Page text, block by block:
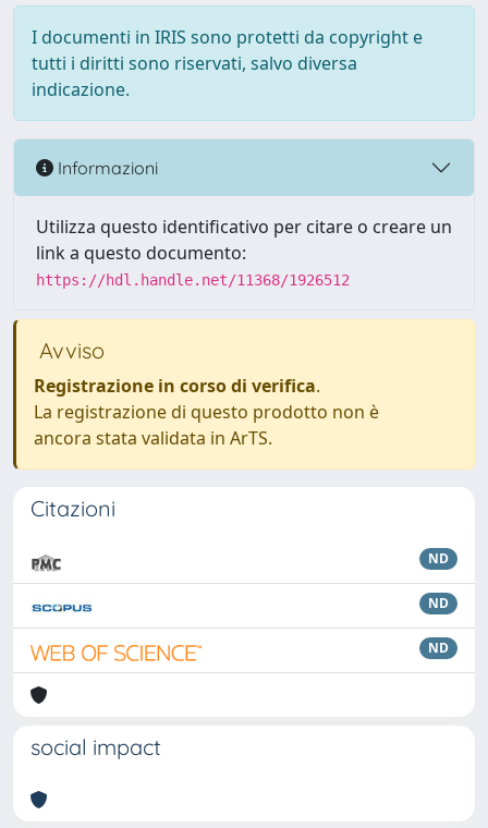
I documenti in IRIS sono protetti da copyright e
tutti i diritti sono riservati, salvo diversa
indicazione.
Informazioni
Utilizza questo identificativo per citare o creare un
link a questo documento:
https://hdl.handle.net/11368/1926512
Avviso
Registrazione in corso di verifica.
La registrazione di questo prodotto non è
ancora stata validata in ArTS.
Citazioni
ND
ND
ND
social impact